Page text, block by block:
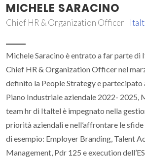
MICHELE SARACINO
Chief HR & Organization Officer |
Michele Saracino è entrato a far parte di
Chief HR & Organization Officer nel
definito la People Strategy e partecipato
Piano Industriale aziendale 2022- 2025,
team hr di Italtel è impegnato nella
priorità aziendali e nell’affrontare le
di esempio: Employer Branding, Talent
Management, Pdr 125 e execution